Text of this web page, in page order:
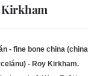
Kirkham
- fine bone china (china
- Roy Kirkham.